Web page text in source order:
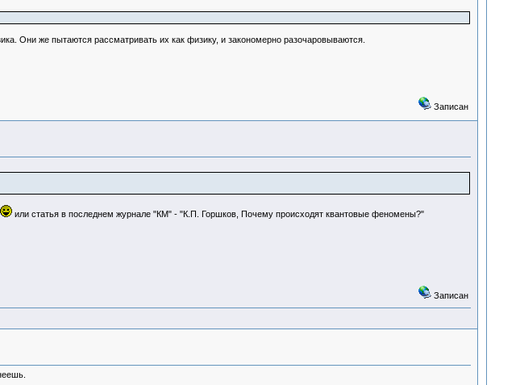
Они же пытаются рассматривать их как физику, и закономерно разочаровываются.
Записан
или статья в последнем журнале "КМ" - "К.П. Горшков, Почему происходят квантовые феномены?"
Записан